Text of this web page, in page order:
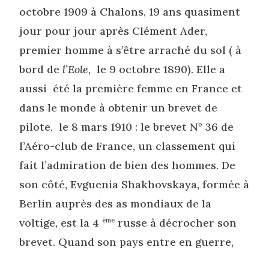
octobre 1909 à Chalons, 19 ans quasiment
jour pour jour après Clément Ader,
premier homme à s’être arraché du sol ( à
bord de l’Eole, le 9 octobre 1890). Elle a
aussi été la première femme en France et
dans le monde à obtenir un brevet de
pilote, le 8 mars 1910 : le brevet N° 36 de
l’Aéro-club de France, un classement qui
fait l’admiration de bien des hommes. De
son côté, Evguenia Shakhovskaya, formée à
Berlin auprès des as mondiaux de la
voltige, est la 4ème russe à décrocher son
brevet. Quand son pays entre en guerre,